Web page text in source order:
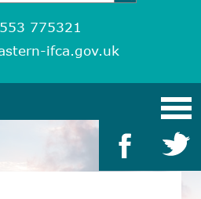
775321
ifca.gov.uk